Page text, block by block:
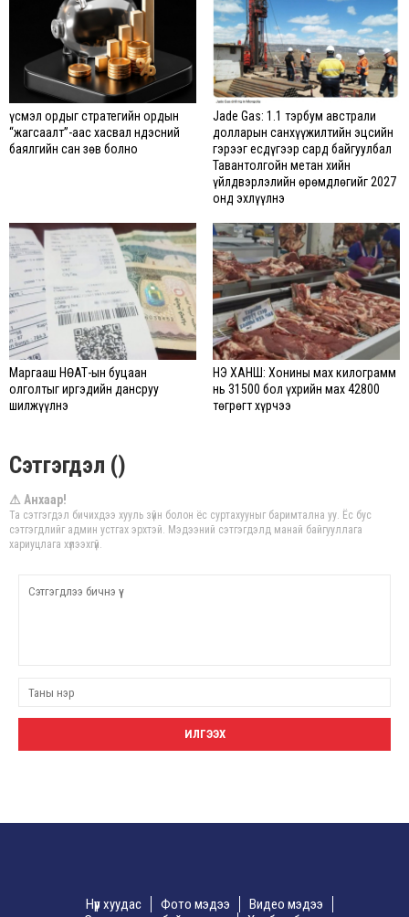
Үүсмэл ордыг стратегийн ордын
“жагсаалт”-аас хасвал Үндэсний
баялгийн сан зөв болно
Jade Gas: 1.1 тэрбум австрали
долларын санхүүжилтийн эцсийн
гэрээг есдүгээр сард байгуулбал
Тавантолгойн метан хийн
үйлдвэрлэлийн өрөмдлөгийг 2027
онд эхлүүлнэ
Маргааш НӨАТ-ын буцаан
олголтыг иргэдийн дансруу
шилжүүлнэ
ҮНЭ ХАНШ: Хонины мах килограмм
нь 31500 бол үхрийн мах 42800
төгрөгт хүрчээ
Сэтгэгдэл ()
⚠ Анхаар!
Та сэтгэгдэл бичихдээ хууль зүйн болон ёс суртахууныг баримтална уу. Ёс бус
сэтгэгдлийг админ устгах эрхтэй. Мэдээний сэтгэгдэлд манай байгууллага
хариуцлага хүлээхгүй.
Нүүр хуудас Фото мэдээ
Видео мэдээ